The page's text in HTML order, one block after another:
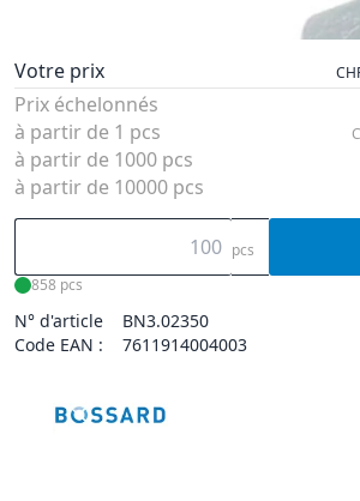
Votre prix
Prix échelonnés
à partir de 1 pcs
à partir de 1000 pcs
à partir de 10000 pcs
pcs
858 pcs
N° d'article
BN3.02350
Code EAN :
7611914004003